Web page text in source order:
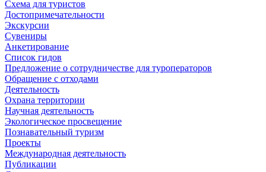
Схема для туристов
Достопримечательности
Экскурсии
Сувениры
Анкетирование
Список гидов
Предложение о сотрудничестве для туроператоров
Обращение с отходами
Деятельность
Охрана территории
Научная деятельность
Экологическое просвещение
Познавательный туризм
Проекты
Международная деятельность
Публикации